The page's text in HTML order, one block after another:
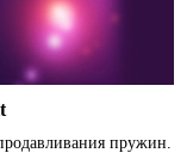
пружин.